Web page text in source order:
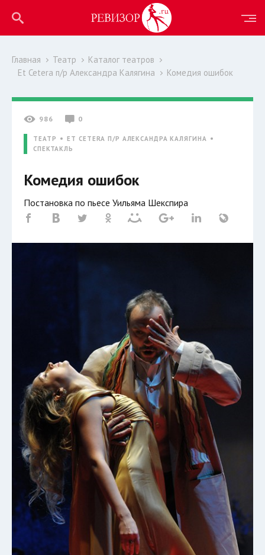
Главная Театр
Каталог театров
Et Cetera п/р Александра Калягина
Комедия ошибок
986 0
ТЕАТР
ET CETERA П/Р АЛЕКСАНДРА КАЛЯГИНА
СПЕКТАКЛЬ
Комедия ошибок
Постановка по пьесе Уильяма Шекспира